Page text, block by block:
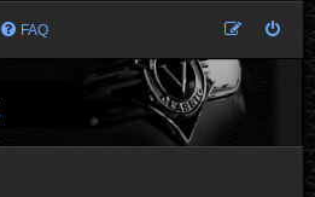
FAQ